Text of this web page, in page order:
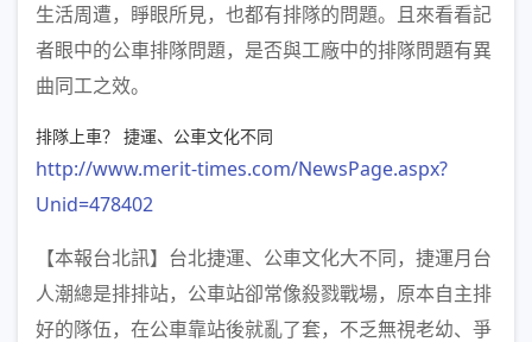
生活周遭，睜眼所見，也都有排隊的問題。且來看看記
者眼中的公車排隊問題，是否與工廠中的排隊問題有異
曲同工之效。
排隊上車？ 捷運、公車文化不同
http://www.merit-times.com/NewsPage.aspx?
Unid=478402
【本報台北訊】台北捷運、公車文化大不同，捷運月台
人潮總是排排站，公車站卻常像殺戮戰場，原本自主排
好的隊伍，在公車靠站後就亂了套，不乏無視老幼、爭